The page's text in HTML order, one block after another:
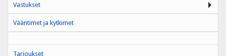
Vastukset
Vääntimet ja kytkimet
Tarjoukset